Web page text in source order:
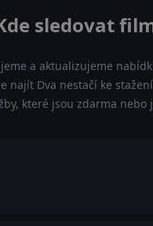
sledovat
a aktualizujeme
najít Dva nestačí ke
které jsou zdarma